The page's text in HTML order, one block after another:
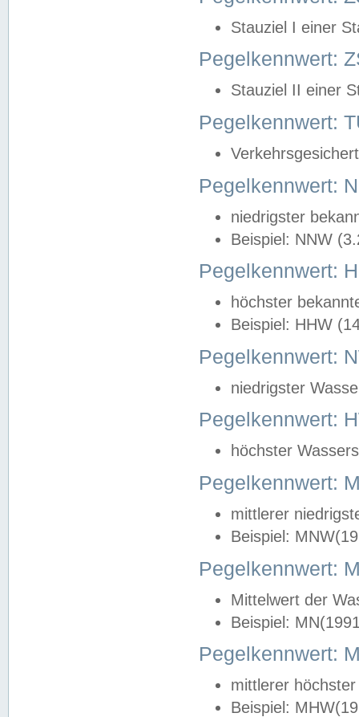
Stauziel I einer
Pegelkennwert:
Stauziel II einer
Pegelkennwert:
Pegelkennwert:
niedrigster
Beispiel: NNW
Pegelkennwert:
höchster
Beispiel: HHW
Pegelkennwert:
niedrigster
Pegelkennwert:
höchster
Pegelkennwert:
mittlerer
Beispiel:
Pegelkennwert:
Mittelwert der
Beispiel:
Pegelkennwert:
mittlerer
Beispiel: